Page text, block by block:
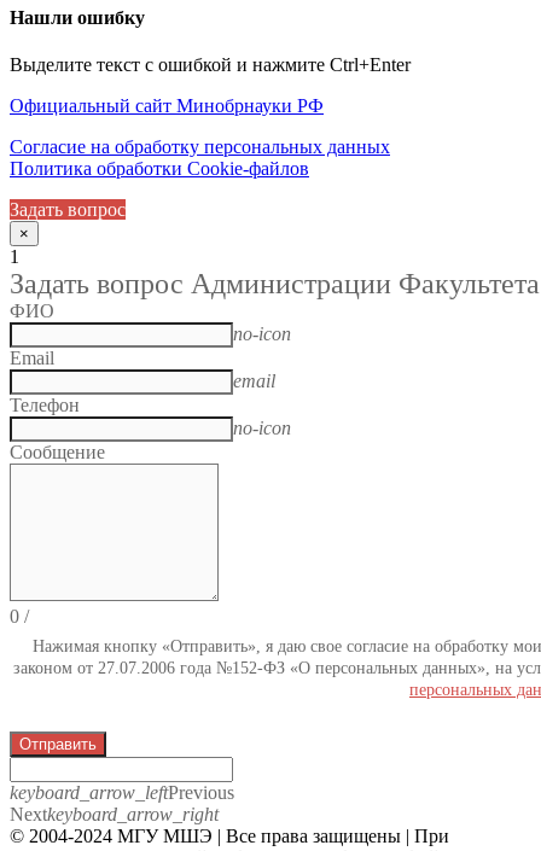
Нашли ошибку
Выделите текст с ошибкой и нажмите Ctrl+Enter
Официальный сайт Минобрнауки РФ
Согласие на обработку персональных данных
Политика обработки Cookie-файлов
Задать вопрос
×
1
Задать вопрос Администрации Факультета
ФИО
no-icon
Email
email
Телефон
no-icon
Сообщение
0 /
Нажимая кнопку «Отправить», я даю свое согласие на обработку
законом от 27.07.2006 года №152-ФЗ «О персональных данных», на
персональных
Отправить
keyboard_arrow_leftPrevious
Nextkeyboard_arrow_right
© 2004-2024 МГУ МШЭ | Все права защищены | При